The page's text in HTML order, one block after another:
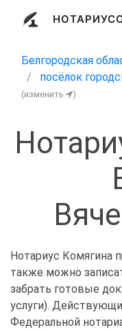
Белгородская
посёлок
(изменить )
Нотариус Комягина
также можно
забрать готовые
услуги).
Федеральной